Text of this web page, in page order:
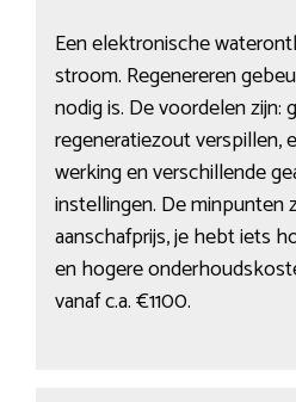
Een elektronische
stroom. Regenereren
nodig is. De voordelen zijn:
regeneratiezout verspillen,
werking en verschillende
instellingen. De minpunten
aanschafprijs, je hebt iets
en hogere
vanaf c.a. €1100.